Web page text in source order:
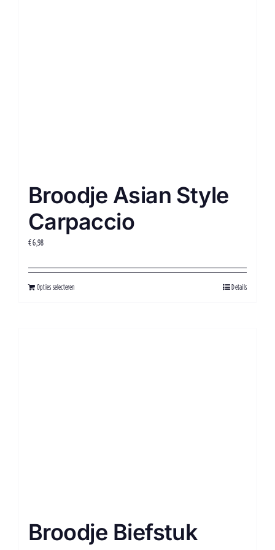
Broodje Asian Style
Carpaccio
€6,98
Opties selecteren Details
Broodje Biefstuk